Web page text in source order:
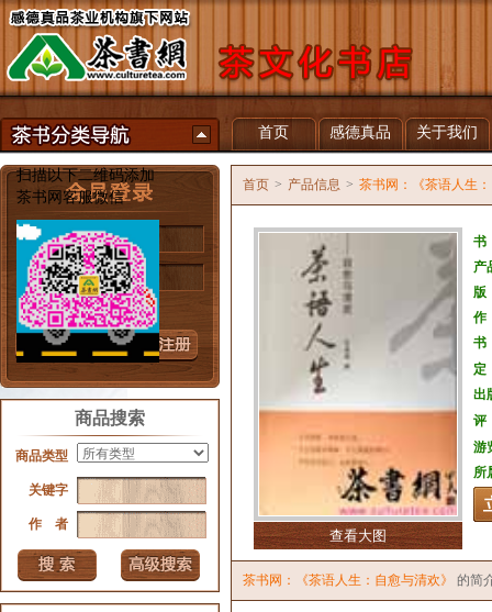
首页 感德真品 关于我们
用户名
密 码
忘记密码？
商品搜索
商品类型
关键字
作 者
首页 > 产品信息 > 茶书网：《茶语人生
查看大图
产
出
游
所
茶书网：《茶语人生：自愈与清欢》 的简
扫描以下二维码添加
茶书网客服微信